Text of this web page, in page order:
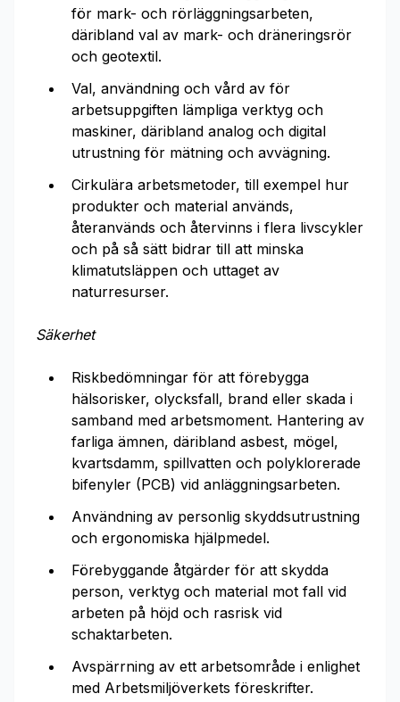
för mark- och rörläggningsarbeten,
däribland val av mark- och dräneringsrör
och geotextil.
Val, användning och vård av för
arbetsuppgiften lämpliga verktyg och
maskiner, däribland analog och digital
utrustning för mätning och avvägning.
Cirkulära arbetsmetoder, till exempel hur
produkter och material används,
återanvänds och återvinns i flera livscykler
och på så sätt bidrar till att minska
klimatutsläppen och uttaget av
naturresurser.
Säkerhet
Riskbedömningar för att förebygga
hälsorisker, olycksfall, brand eller skada i
samband med arbetsmoment. Hantering av
farliga ämnen, däribland asbest, mögel,
kvartsdamm, spillvatten och polyklorerade
bifenyler (PCB) vid anläggningsarbeten.
Användning av personlig skyddsutrustning
och ergonomiska hjälpmedel.
Förebyggande åtgärder för att skydda
person, verktyg och material mot fall vid
arbeten på höjd och rasrisk vid
schaktarbeten.
Avspärrning av ett arbetsområde i enlighet
med Arbetsmiljöverkets föreskrifter.